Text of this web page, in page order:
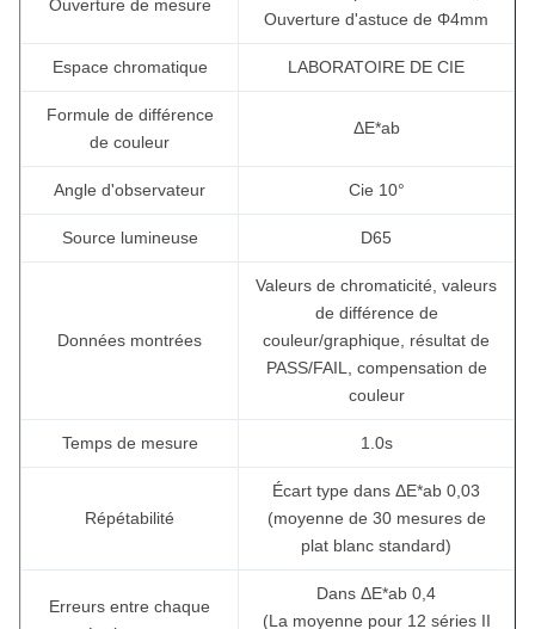
Ouverture de mesure
Ouverture d'astuce de Φ4mm
Espace chromatique LABORATOIRE DE CIE
Formule de différence
de couleur
ΔE*ab
Angle d'observateur Cie 10°
Source lumineuse D65
Données montrées
Valeurs de chromaticité, valeurs
de différence de
couleur/graphique, résultat de
PASS/FAIL, compensation de
couleur
Temps de mesure 1.0s
Répétabilité
Écart type dans ΔE*ab 0,03
(moyenne de 30 mesures de
plat blanc standard)
Erreurs entre chaque
Dans ΔE*ab 0,4
(La moyenne pour 12 séries II